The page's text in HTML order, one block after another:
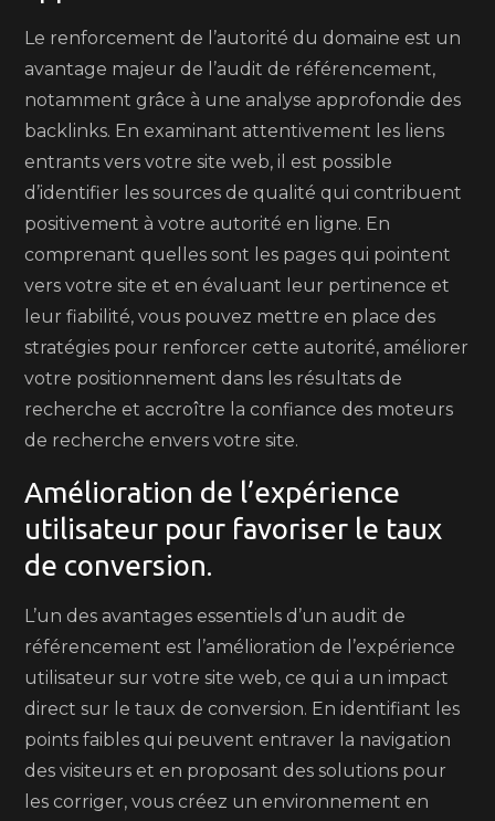
Le renforcement de l’autorité du domaine est un
avantage majeur de l’audit de référencement,
notamment grâce à une analyse approfondie des
backlinks. En examinant attentivement les liens
entrants vers votre site web, il est possible
d’identifier les sources de qualité qui contribuent
positivement à votre autorité en ligne. En
comprenant quelles sont les pages qui pointent
vers votre site et en évaluant leur pertinence et
leur fiabilité, vous pouvez mettre en place des
stratégies pour renforcer cette autorité, améliorer
votre positionnement dans les résultats de
recherche et accroître la confiance des moteurs
de recherche envers votre site.
Amélioration de l’expérience
utilisateur pour favoriser le taux
de conversion.
L’un des avantages essentiels d’un audit de
référencement est l’amélioration de l’expérience
utilisateur sur votre site web, ce qui a un impact
direct sur le taux de conversion. En identifiant les
points faibles qui peuvent entraver la navigation
des visiteurs et en proposant des solutions pour
les corriger, vous créez un environnement en